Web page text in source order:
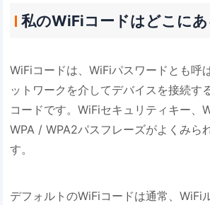
私のWiFiコードはどこにあ
WiFiコードは、WiFiパスワードとも呼
ットワークを介してデバイスを接続す
コードです。WiFiセキュリティキー、
WPA / WPA2パスフレーズがよくみら
す。
デフォルトのWiFiコードは通常、WiFi